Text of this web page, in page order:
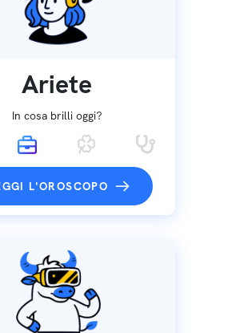
Ariete
In cosa brilli oggi?
L'OROSCOPO